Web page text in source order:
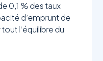
0,1 % des taux
d’emprunt de
l’équilibre du